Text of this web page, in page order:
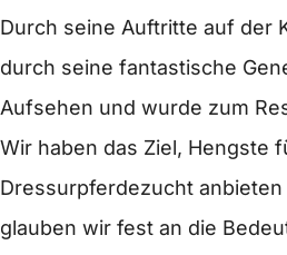
Durch seine Auftritte auf der
durch seine fantastische
Aufsehen und wurde zum
Wir haben das Ziel, Hengste
Dressurpferdezucht
glauben wir fest an die